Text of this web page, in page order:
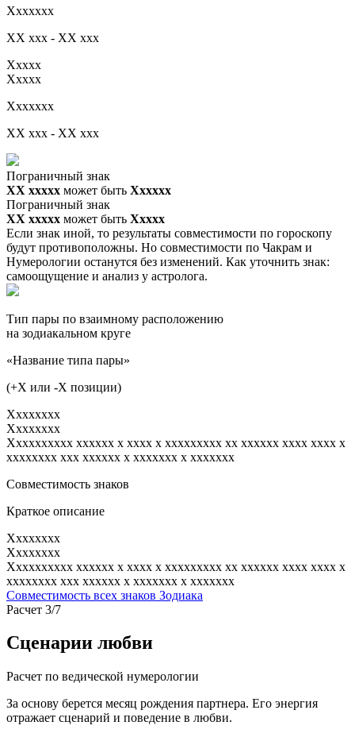
Xxxxxxx
XX xxx - XX xxx
Xxxxx
Xxxxx
Xxxxxxx
XX xxx - XX xxx
Пограничный знак
XX ххххх может быть Хххххх
Пограничный знак
XX ххххх может быть Ххххх
Если знак иной, то результаты совместимости по гороскопу
будут противоположны. Но совместимости по Чакрам и
Нумерологии останутся без изменений. Как уточнить знак:
самоощущение и анализ у астролога.
Тип пары по взаимному расположению
на зодиакальном круге
«Название типа пары»
(+X или -X позиции)
Xxxxxxxx
Xxxxxxxx
Xxxxxxxxxx xxxxxx x xxxx x xxxxxxxxx xx xxxxxx xxxx xxxx x
xxxxxxxx xxx xxxxxx x xxxxxxx x xxxxxxx
Совместимость знаков
Краткое описание
Xxxxxxxx
Xxxxxxxx
Xxxxxxxxxx xxxxxx x xxxx x xxxxxxxxx xx xxxxxx xxxx xxxx x
xxxxxxxx xxx xxxxxx x xxxxxxx x xxxxxxx
Совместимость всех знаков Зодиака
Расчет 3/7
Сценарии любви
Расчет по ведической нумерологии
За основу берется месяц рождения партнера. Его энергия
отражает сценарий и поведение в любви.